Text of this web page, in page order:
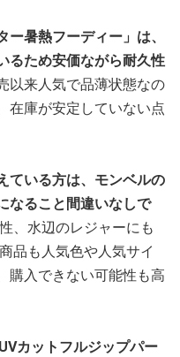
暑熱フーディー」は、
るため安価ながら耐久性
以来人気で品薄状態なの
在庫が安定していない点
ている方は、モンベルの
なること間違いなしで
、水辺のレジャーにも
品も人気色や人気サイ
購入できない可能性も高
カットフルジップパー